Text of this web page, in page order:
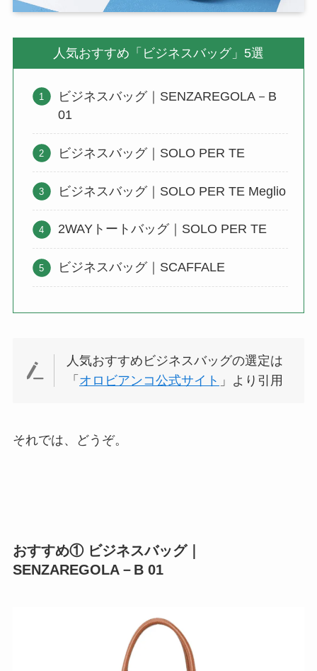
人気おすすめ「ビジネスバッグ」5選
ビジネスバッグ｜SENZAREGOLA－B
01
ビジネスバッグ｜SOLO PER TE
ビジネスバッグ｜SOLO PER TE Meglio
2WAYトートバッグ｜SOLO PER TE
ビジネスバッグ｜SCAFFALE
人気おすすめビジネスバッグの選定は
「 オロビアンコ公式サイト 」より引用
それでは、どうぞ。
おすすめ① ビジネスバッグ｜
SENZAREGOLA－B 01